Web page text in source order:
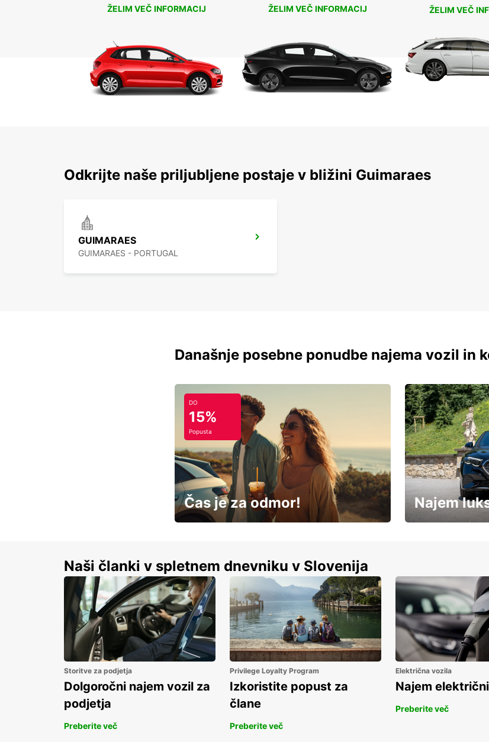
ŽELIM VEČ INFORMACIJ
ŽELIM VEČ INFORMACIJ
ŽELIM VEČ
Odkrijte naše priljubljene postaje v bližini Guimaraes
GUIMARAES
GUIMARAES - PORTUGAL
Današnje posebne ponudbe najema vozil in
DO
15%
Popusta
Čas je za odmor! Najem
Naši članki v spletnem dnevniku v Slovenija
Storitve za podjetja
Dolgoročni najem vozil za
podjetja
Preberite več
Privilege Loyalty Program
Izkoristite popust za
člane
Preberite več
Električna vozila
Najem
Preberite več